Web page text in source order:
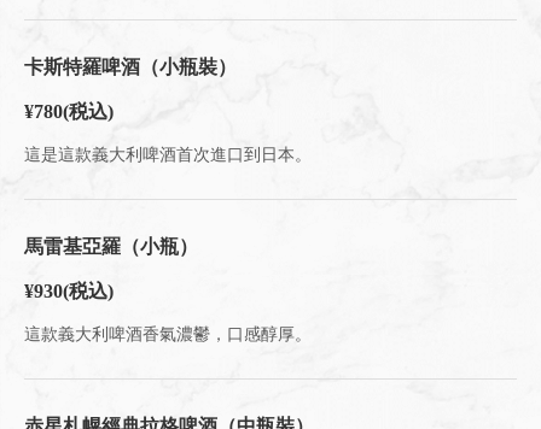
卡斯特羅啤酒（小瓶裝）
¥780(税込)
這是這款義大利啤酒首次進口到日本。
馬雷基亞羅（小瓶）
¥930(税込)
這款義大利啤酒香氣濃鬱，口感醇厚。